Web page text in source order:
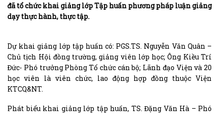
đã tổ chức khai giảng lớp Tập huấn phương pháp luận giảng
dạy thực hành, thực tập.
Dự khai giảng lớp tập huấn có: PGS.TS. Nguyễn Văn Quân –
Chủ tịch Hội đồng trường, giảng viên lớp học; Ông Kiều Trí
Đức- Phó trưởng Phòng Tổ chức cán bộ; Lãnh đạo Viện và 20
học viên là viên chức, lao động hợp đồng thuộc Viện
KTCQ&NT.
Phát biểu khai giảng lớp tập huấn, TS. Đặng Văn Hà – Phó